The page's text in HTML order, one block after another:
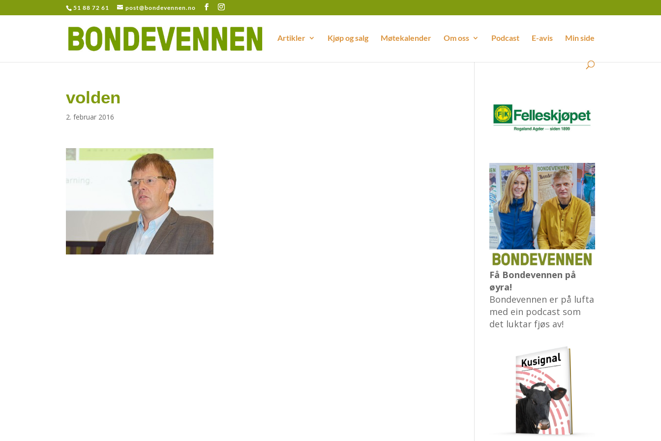
51 88 72 61 post@bondevennen.no
Artikler Kjøp og salg Møtekalender Om oss Podcast E-avis Min side
volden
2. februar 2016
Få Bondevennen på
øyra!
Bondevennen er på lufta
med ein podcast som
det luktar fjøs av!